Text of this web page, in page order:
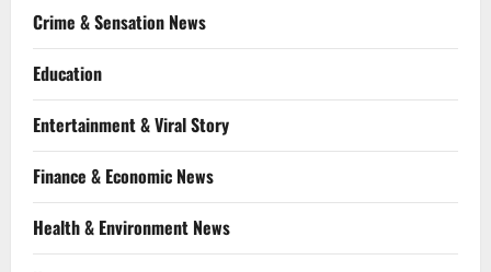
Crime & Sensation News
Education
Entertainment & Viral Story
Finance & Economic News
Health & Environment News